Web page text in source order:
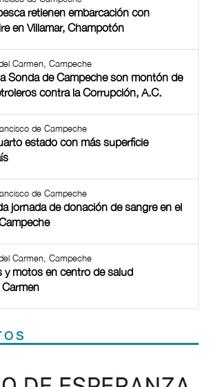
retienen embarcación con
en Villamar, Champotón
Carmen, Campeche
Sonda de Campeche son montón de
contra la Corrupción, A.C.
de Campeche
estado con más superficie
de Campeche
jornada de donación de sangre en el
Carmen, Campeche
y motos en centro de salud